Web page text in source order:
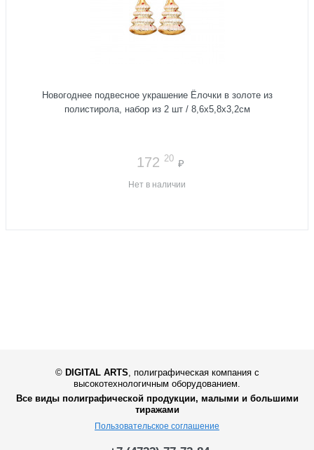
Новогоднее подвесное украшение Ёлочки в золоте из
полистирола, набор из 2 шт / 8,6x5,8x3,2см
172 20 ₽
Нет в наличии
© DIGITAL ARTS
полиграфическая компания с
высокотехнологичным оборудованием.
Все виды полиграфической продукции, малыми и большими
тиражами
Пользовательское соглашение